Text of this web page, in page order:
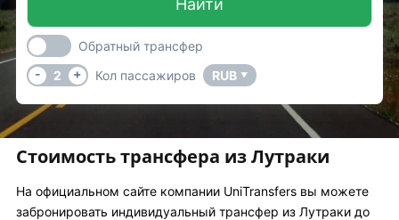
Найти
Обратный трансфер
-
2 + Кол пассажиров RUB ▼
Стоимость трансфера из Лутраки
На официальном сайте компании UniTransfers вы можете
забронировать индивидуальный трансфер из Лутраки до